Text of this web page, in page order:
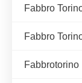
Fabbro
Fabbro
Fabbrotorino